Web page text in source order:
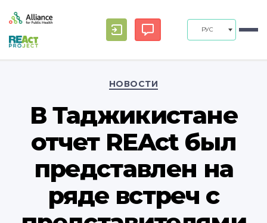
РУС
НОВОСТИ
В Таджикистане
отчет REAct был
представлен на
ряде встреч с